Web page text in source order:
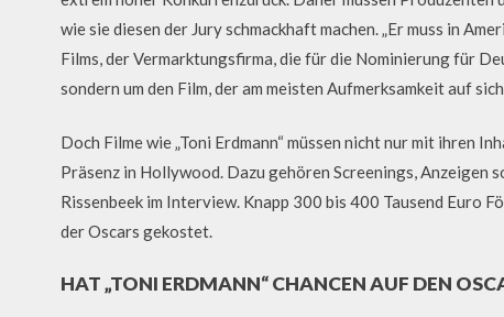
wie sie diesen der Jury schmackhaft machen. „Er muss in
Films, der Vermarktungsfirma, die für die Nominierung für
sondern um den Film, der am meisten Aufmerksamkeit auf sich
Doch Filme wie „Toni Erdmann“ müssen nicht nur mit ihren
Präsenz in Hollywood. Dazu gehören Screenings,
Rissenbeek im Interview. Knapp 300 bis 400 Tausend Euro
der Oscars gekostet.
HAT „TONI ERDMANN“ CHANCEN AUF DEN